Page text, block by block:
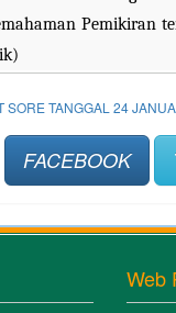
Pemikiran
SORE TANGGAL 24
FACEBOOK
Web